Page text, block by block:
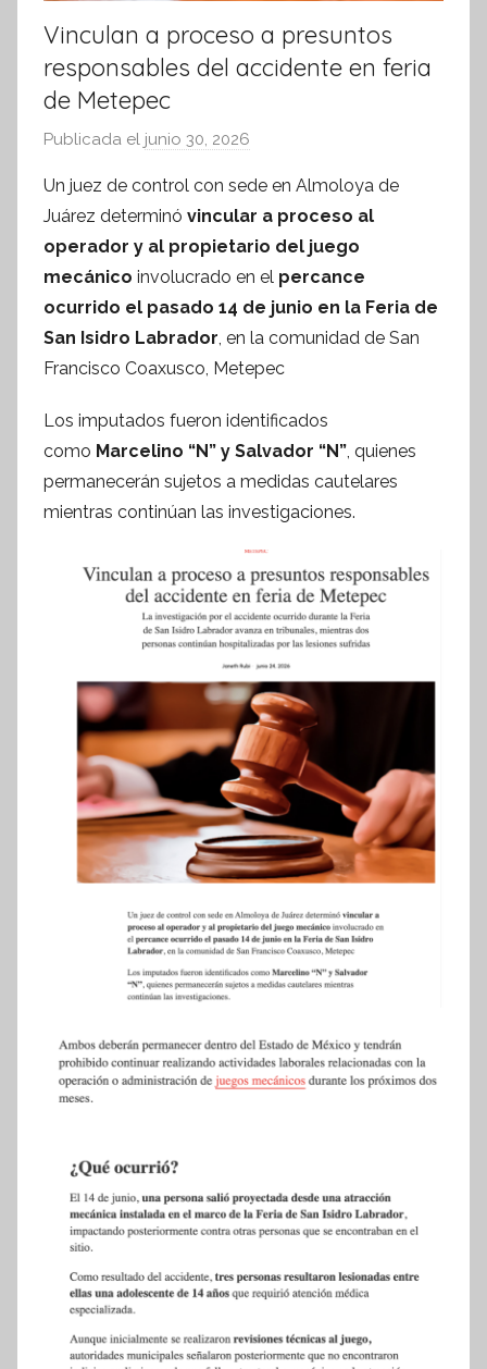
Vinculan a proceso a presuntos
responsables del accidente en feria
de Metepec
Publicada el junio 30, 2026
r
S
í
n
t
e
s
s
I
n
f
m
a
t
i
v
a
Un juez de control con sede en Almoloya de
Juárez determinó vincular a proceso al
operador y al propietario del juego
mecánico involucrado en el percance
ocurrido el pasado 14 de junio en la Feria de
San Isidro Labrador, en la comunidad de San
Francisco Coaxusco, Metepec
Los imputados fueron identificados
como Marcelino “N” y Salvador “N”, quienes
permanecerán sujetos a medidas cautelares
mientras continúan las investigaciones.